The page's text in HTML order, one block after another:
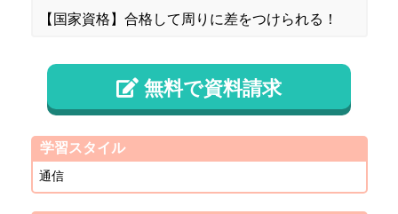
【国家資格】合格して周りに差をつけられる！
無料で資料請求
学習スタイル
通信